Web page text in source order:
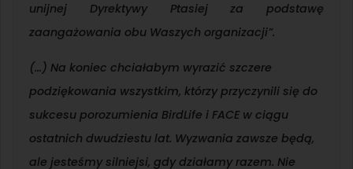
unijnej Dyrektywy Ptasiej za podstawę
zaangażowania obu Waszych organizacji”.
(…) Na koniec chciałabym wyrazić szczere
podziękowania wszystkim, którzy przyczynili się do
sukcesu porozumienia BirdLife i FACE w ciągu
ostatnich dwudziestu lat. Wyzwania zawsze będą,
ale jesteśmy silniejsi, gdy działamy razem. Nie